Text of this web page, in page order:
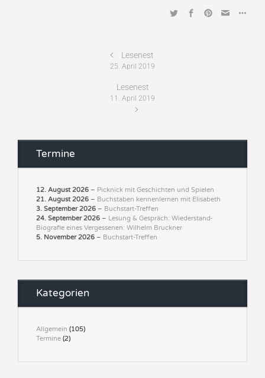
Lesenest
25. April 2019
Lesenest
11. April 2019
Termine
12. August 2026 – Picknick mit Geschichten und Spielen
21. August 2026 – Buchstaben kennenlernen mit Elisabeth
3. September 2026 – Buchstart-Treffen
24. September 2026 – Lesung & Gespräch: Wiederstand-
Biografie eines Vergessenen: Wilhelm Bruckner
5. November 2026 – Buchstart-Treffen
Kategorien
Allgemein (105)
Termine (2)